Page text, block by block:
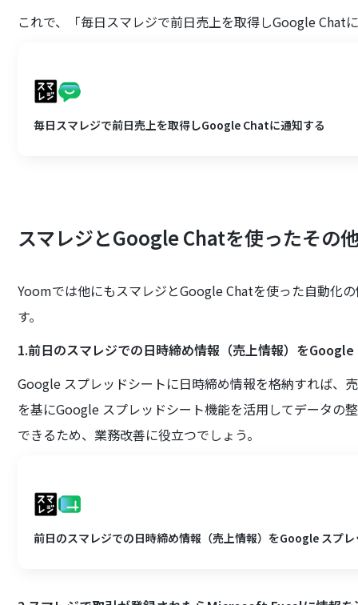
これで、「毎日スマレジで前日売上を取得しGoogle Chat
毎日スマレジで前日売上を取得しGoogle Chatに通知する
スマレジとGoogle Chatを使ったその
Yoomでは他にもスマレジとGoogle Chatを使った自動化
す。
1.前日のスマレジでの日時締め情報（売上情報）を
Google スプレッドシートに日時締め情報を格納すれば、
を基にGoogle スプレッドシート機能を活用してデータの
できるため、業務改善に役立つでしょう。
前日のスマレジでの日時締め情報（売上情報）をGoogle スプ